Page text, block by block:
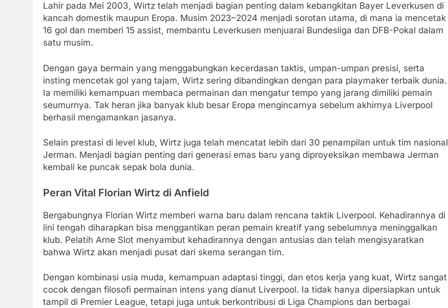
Lahir pada Mei 2003, Wirtz telah menjadi bagian penting dalam kebangkitan Bayer Leverkusen di
kancah domestik maupun Eropa. Musim 2023–2024 menjadi sorotan utama, di mana ia mencetak
16 gol dan memberi 15 assist, membantu Leverkusen menjuarai Bundesliga dan DFB-Pokal dalam
satu musim.
Dengan gaya bermain yang menggabungkan kecerdasan taktis, umpan-umpan presisi, serta
insting mencetak gol yang tajam, Wirtz sering dibandingkan dengan para playmaker terbaik dunia.
Ia memiliki kemampuan membaca permainan dan mengatur tempo yang jarang dimiliki pemain
seumurnya. Tak heran jika banyak klub besar Eropa mengincarnya sebelum akhirnya Liverpool
berhasil mengamankan jasanya.
Selain prestasi di level klub, Wirtz juga telah mencatat lebih dari 30 penampilan untuk tim nasional
Jerman. Menjadi bagian penting dari generasi emas baru yang diproyeksikan membawa Jerman
kembali ke puncak sepak bola dunia.
Peran Vital Florian Wirtz di Anfield
Bergabungnya Florian Wirtz memberi warna baru dalam rencana taktik Liverpool. Kehadirannya di
lini tengah diharapkan bisa menggantikan peran pemain kreatif yang sebelumnya meninggalkan
klub. Pelatih Arne Slot menyambut kehadirannya dengan antusias dan telah mengisyaratkan
bahwa Wirtz akan menjadi pusat dari skema serangan tim.
Dengan kombinasi usia muda, kemampuan adaptasi tinggi, dan etos kerja yang kuat, Wirtz sangat
cocok dengan filosofi permainan intens yang dianut Liverpool. Ia tidak hanya dipersiapkan untuk
tampil di Premier League, tetapi juga untuk berkontribusi di Liga Champions dan berbagai